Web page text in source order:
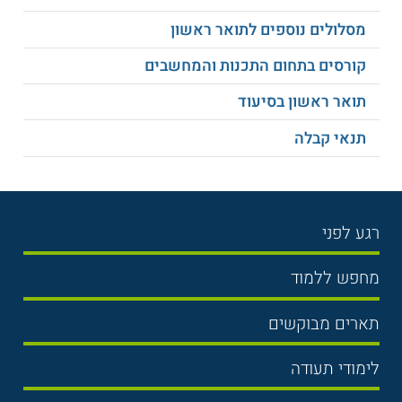
דרישות משרד החינוך.
למידע נוסף לחצו:האוניברסיטה הפתוחהמסלולים נוספים לתואר ראשון
קורסים בתחום התכנות והמחשבים
תואר ראשון בסיעוד
תנאי קבלה
רגע לפני
בחירת לימודים
תנאי קבלה
שכר לימוד
אוניברסיטה
מחפש ללמוד
תואר ראשון
תואר שני
הכנה לבגרות
תארים מבוקשים
משפטים
מנהל עסקים
לימודי תעודה